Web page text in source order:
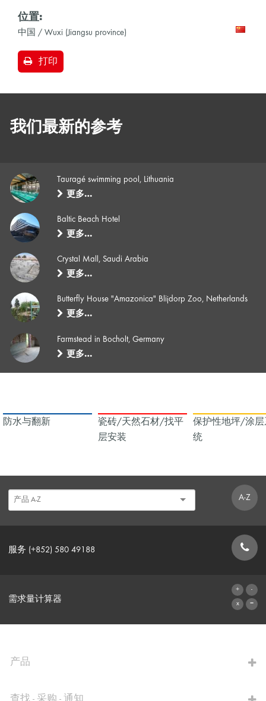
位置:
中国 / Wuxi (Jiangsu province)
打印
我们最新的参考
Tauragé swimming pool, Lithuania
更多…
Baltic Beach Hotel
更多…
Crystal Mall, Saudi Arabia
更多…
Butterfly House "Amazonica" Blijdorp Zoo, Netherlands
更多…
Farmstead in Bocholt, Germany
更多…
防水与翻新
瓷砖/天然石材/找平
层安装
保护性地坪/涂层
统
A-Z
服务 (+852) 580 49188
需求量计算器
产品
查找 - 采购 - 通知